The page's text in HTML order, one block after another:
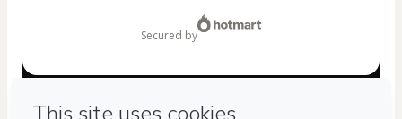
secured by